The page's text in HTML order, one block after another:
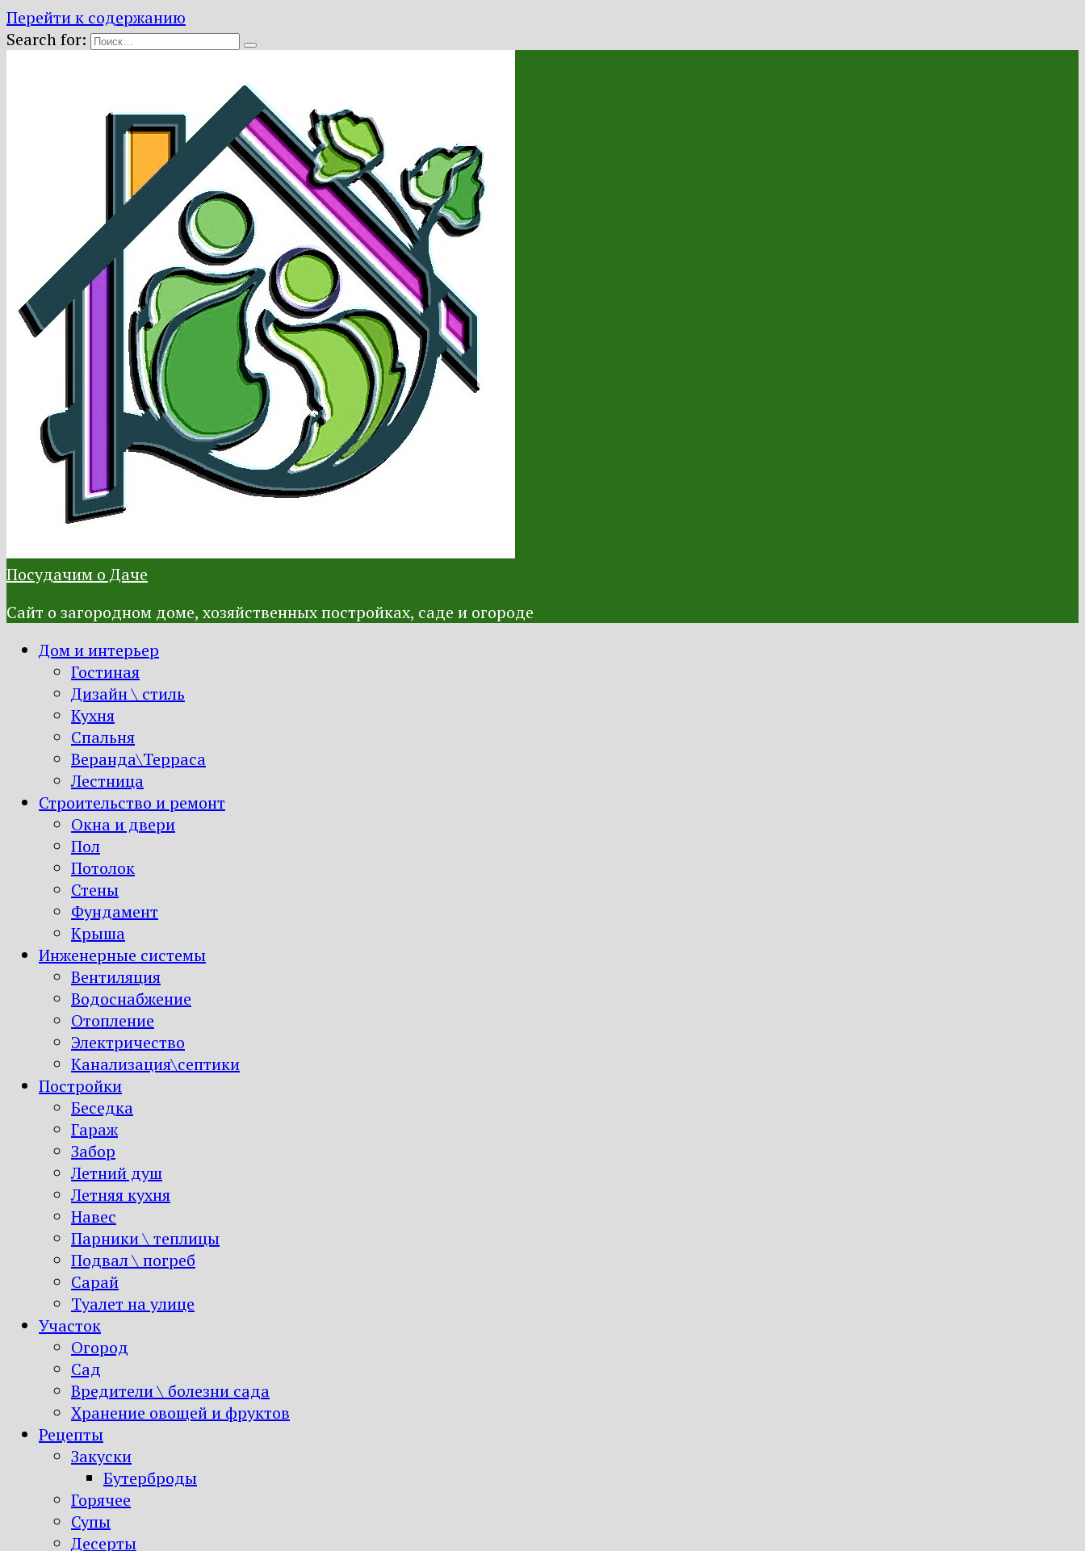
Перейти к содержанию
Search for:
Посудачим о Даче
Сайт о загородном доме, хозяйственных постройках, саде и огороде
Дом и интерьер
Гостиная
Дизайн \ стиль
Кухня
Спальня
Веранда\Терраса
Лестница
Строительство и ремонт
Окна и двери
Пол
Потолок
Стены
Фундамент
Крыша
Инженерные системы
Вентиляция
Водоснабжение
Отопление
Электричество
Канализация\септики
Постройки
Беседка
Гараж
Забор
Летний душ
Летняя кухня
Навес
Парники \ теплицы
Подвал \ погреб
Сарай
Туалет на улице
Участок
Огород
Сад
Вредители \ болезни сада
Хранение овощей и фруктов
Рецепты
Закуски
Бутерброды
Горячее
Супы
Десерты